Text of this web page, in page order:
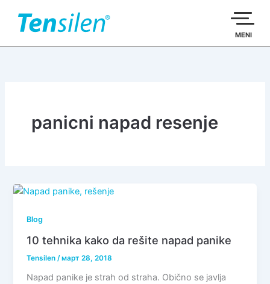
садржај
MENI
panicni napad resenje
Blog
10 tehnika kako da rešite napad panike
Tensilen /март 28, 2018
Napad panike je strah od straha. Obično se javlja